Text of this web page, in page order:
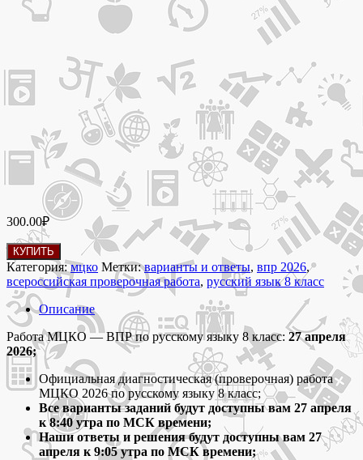
300.00₽
Количество
товара
27
апреля
2026
Проверочная
работа
МЦКО
ВПР
2026
русскому
языку
КУПИТЬ
Категория:мцко Метки:варианты и ответы, впр 2026,
всероссийская проверочная работа, русский язык 8 класс
Описание
Работа МЦКО — ВПР по русскому языку 8 класс: 27 апреля
2026;
Официальная диагностическая (проверочная) работа
МЦКО 2026 по русскому языку 8 класс;
Все варианты заданий будут доступны вам 27 апреля
к 8:40 утра по МСК времени;
Наши ответы и решения будут доступны вам 27
апреля к 9:05 утра по МСК времени;